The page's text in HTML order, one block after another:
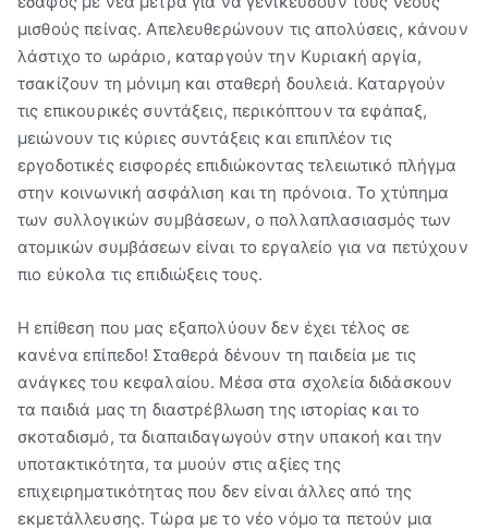
μισθούς πείνας. Απελευθερώνουν τις απολύσεις, κάνουν
λάστιχο το ωράριο, καταργούν την Κυριακή αργία,
τσακίζουν τη μόνιμη και σταθερή δουλειά. Καταργούν
τις επικουρικές συντάξεις, περικόπτουν τα εφάπαξ,
μειώνουν τις κύριες συντάξεις και επιπλέον τις
εργοδοτικές εισφορές επιδιώκοντας τελειωτικό πλήγμα
στην κοινωνική ασφάλιση και τη πρόνοια. Το χτύπημα
των συλλογικών συμβάσεων, ο πολλαπλασιασμός των
ατομικών συμβάσεων είναι το εργαλείο για να πετύχουν
πιο εύκολα τις επιδιώξεις τους.
H επίθεση που μας εξαπολύουν δεν έχει τέλος σε
κανένα επίπεδο! Σταθερά δένουν τη παιδεία με τις
ανάγκες του κεφαλαίου. Μέσα στα σχολεία διδάσκουν
τα παιδιά μας τη διαστρέβλωση της ιστορίας και το
σκοταδισμό, τα διαπαιδαγωγούν στην υπακοή και την
υποτακτικότητα, τα μυούν στις αξίες της
επιχειρηματικότητας που δεν είναι άλλες από της
εκμετάλλευσης. Τώρα με το νέο νόμο τα πετούν μια